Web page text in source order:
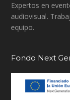
Expertos en
audiovisual.
equipo.
Fondo Next